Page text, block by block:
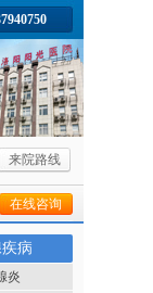
来院路线
在线咨询
病
炎